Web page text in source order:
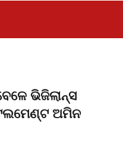
ଭିଜିଲାନ୍ସ
ଅମିନ